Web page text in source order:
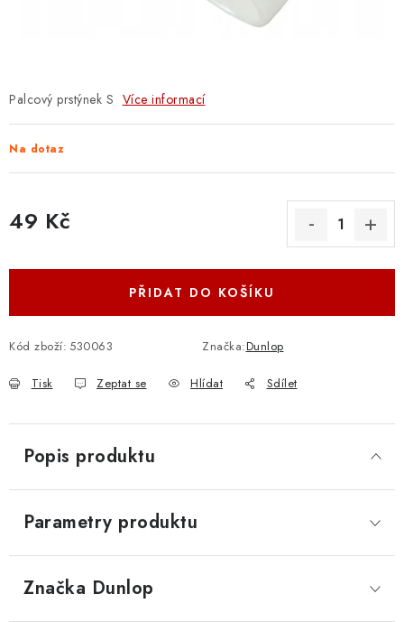
KONTAKTY
O E-SHOPU
ZÁSADY ZPRACOVÁNÍ OSOBNÍCH ÚDAJŮ
ZÁSADY ZPRACOVÁNÍ OSOBNÍCH ÚDAJŮ
Palcový prstýnek S Více informací
Na dotaz
49 Kč
PŘIDAT DO KOŠÍKU
Kód zboží: 530063 Značka:Dunlop
Tisk Zeptat se Hlídat Sdílet
Popis produktu
Parametry produktu
Značka Dunlop